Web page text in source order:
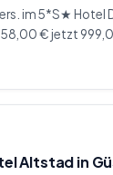
im 5*S★ Hotel
€ jetzt
Altstad in